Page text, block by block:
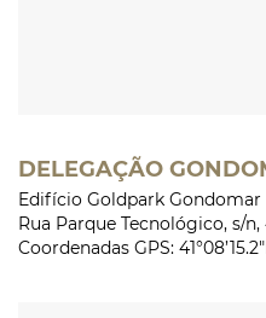
DELEGAÇÃO
Edifício Goldpark Gondomar
Rua Parque Tecnológico, s/
Coordenadas GPS: